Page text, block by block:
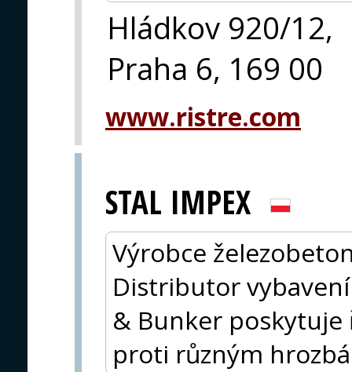
Hládkov 920/12,
Praha 6, 169 00
www.ristre.com
STAL IMPEX
Výrobce
Distributor
& Bunker
proti různým